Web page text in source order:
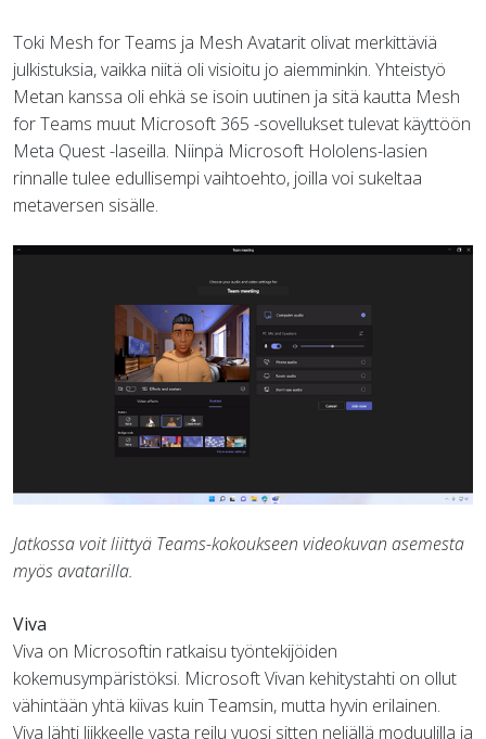
Toki Mesh for Teams ja Mesh Avatarit olivat merkittäviä
julkistuksia, vaikka niitä oli visioitu jo aiemminkin. Yhteistyö
Metan kanssa oli ehkä se isoin uutinen ja sitä kautta Mesh
for Teams muut Microsoft 365 -sovellukset tulevat käyttöön
Meta Quest -laseilla. Niinpä Microsoft Hololens-lasien
rinnalle tulee edullisempi vaihtoehto, joilla voi sukeltaa
metaversen sisälle.
Jatkossa voit liittyä Teams-kokoukseen videokuvan asemesta
myös avatarilla.
Viva
Viva on Microsoftin ratkaisu työntekijöiden
kokemusympäristöksi. Microsoft Vivan kehitystahti on ollut
vähintään yhtä kiivas kuin Teamsin, mutta hyvin erilainen.
Viva lähti liikkeelle vasta reilu vuosi sitten neljällä moduulilla ja